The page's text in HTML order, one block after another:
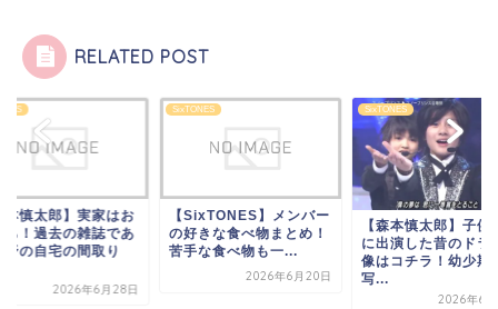
RELATED POST
本慎太郎】実家はお
ち！過去の雑誌であ
野の自宅の間取り
2026年6月28日
SixTONES
【SixTONES】メンバー
の好きな食べ物まとめ！
苦手な食べ物も一...
2026年6月20日
SixTONES
【森本慎太郎】子供
に出演した昔のドラ
像はコチラ！幼少期
写...
2026年6